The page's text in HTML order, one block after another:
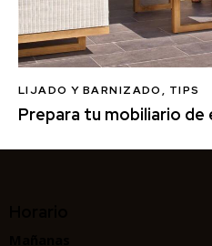
LIJADO Y BARNIZADO, TIPS
Prepara tu mobiliario